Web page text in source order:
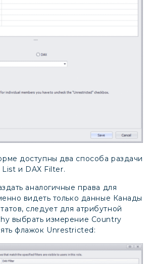
доступны два способа раздачи
и DAX Filter.
аналогичные права для
видеть только данные Канады
следует для атрибутной
выбрать измерение Country
флажок Unrestricted: